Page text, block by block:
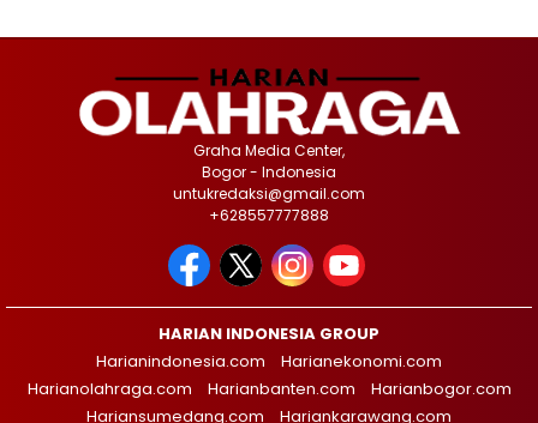
Graha Media Center,
Bogor - Indonesia
untukredaksi@gmail.com
+628557777888
HARIAN INDONESIA GROUP
Harianindonesia.com
Harianekonomi.com
Harianolahraga.com
Harianbanten.com
Harianbogor.com
Hariansumedang.com
Hariankarawang.com